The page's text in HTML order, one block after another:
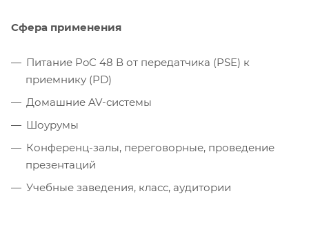
Сфера применения
Питание PoC 48 В от передатчика (PSE) к
приемнику (PD)
Домашние AV-системы
Шоурумы
Конференц-залы, переговорные, проведение
презентаций
Учебные заведения, класс, аудитории